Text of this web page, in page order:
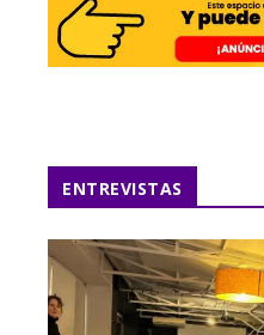
ENTREVISTAS